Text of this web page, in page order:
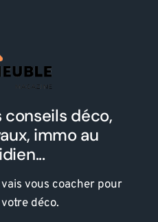
conseils déco,
immo au
vous coacher pour
déco.